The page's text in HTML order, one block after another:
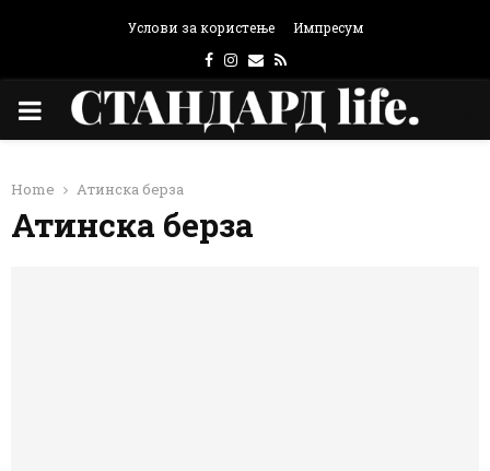
Услови за користење Импресум
Facebook
Instagram
Email
Rss
PRIMARY
Home Атинска берза
Атинска берза